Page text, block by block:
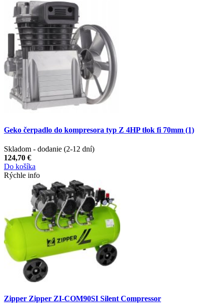
Geko čerpadlo do kompresora typ Z 4HP tłok fi 70mm (1)
Skladom - dodanie (2-12 dní)
124,70 €
Do košíka
Rýchle info
Zipper Zipper ZI-COM90SI Silent Compressor